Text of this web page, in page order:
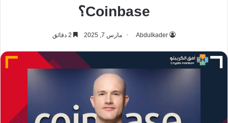
Coinbase؟
Abdulkader مارس 7, 2025